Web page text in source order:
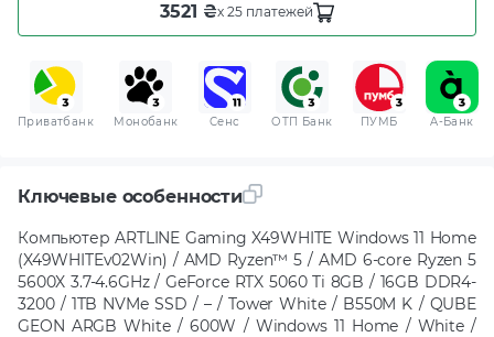
3521 ₴x 25 платежей
Приватбанк Монобанк Сенс ОТП Банк ПУМБ A-Банк
Ключевые особенности
Компьютер ARTLINE Gaming X49WHITE Windows 11 Home
(X49WHITEv02Win) / AMD Ryzen™ 5 / AMD 6-core Ryzen 5
5600X 3.7-4.6GHz / GeForce RTX 5060 Ti 8GB / 16GB DDR4-
3200 / 1TB NVMe SSD / – / Tower White / B550M K / QUBE
GEON ARGB White / 600W / Windows 11 Home / White /